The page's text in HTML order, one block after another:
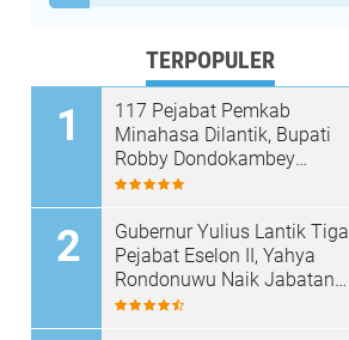
TERPOPULER
117 Pejabat Pemkab
Minahasa Dilantik, Bupati
Robby Dondokambey
Tekankan Integritas dan
Gubernur Yulius Lantik Tiga
Pejabat Eselon II, Yahya
Rondonuwu Naik Jabatan
Pimpin Dinas Pendidikan